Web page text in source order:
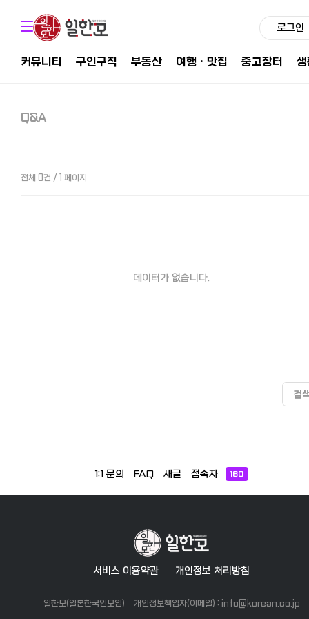
로그인
커뮤니티 구인구직 부동산 여행ㆍ맛집 중고장터
Q&A
전체 0건 / 1 페이지
데이터가 없습니다.
검
1:1 문의 FAQ 새글 접속자 160
서비스 이용약관 개인정보 처리방침
일한모(일본한국인모임) 개인정보책임자(이메일) : info@korean.co.jp